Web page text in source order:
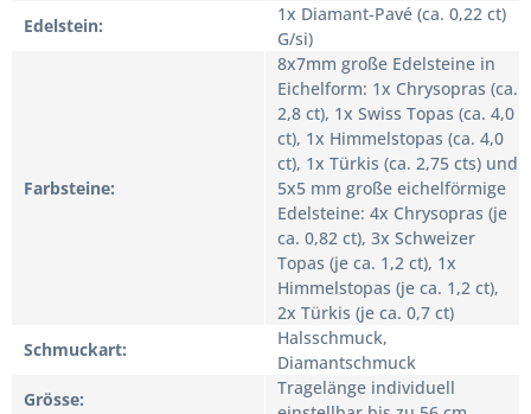
Edelstein
1x Diamant-Pavé (ca. 0,22 ct)
G/si)
Farbsteine
8x7mm große Edelsteine in
Eichelform: 1x Chrysopras (ca.
2,8 ct), 1x Swiss Topas (ca. 4,0
ct), 1x Himmelstopas (ca. 4,0
ct), 1x Türkis (ca. 2,75 cts) und
5x5 mm große eichelförmige
Edelsteine: 4x Chrysopras (je
ca. 0,82 ct), 3x Schweizer
Topas (je ca. 1,2 ct), 1x
Himmelstopas (je ca. 1,2 ct),
2x Türkis (je ca. 0,7 ct)
Schmuckart
Halsschmuck,
Diamantschmuck
Grösse
Tragelänge individuell